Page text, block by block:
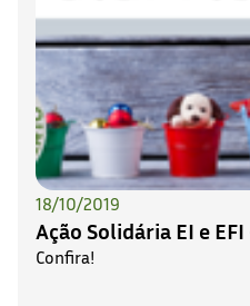
18/10/2019
Ação Solidária EI e EFI
Confira!